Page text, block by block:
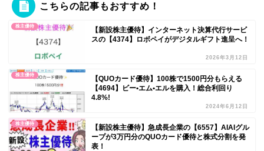
こちらの記事もおすすめ！
株主優待
【新設株主優待】インターネット決算代行サービ
スの【4374】ロボペイがデジタルギフト進呈へ！
2026年3月12日
株主優待
【QUOカード優待】100株で1500円分もらえる
【4694】ビー•エム•エルを購入！総合利回り
4.8%!
2024年6月12日
株主優待
【新設株主優待】急成長企業の【6557】AIAIグル
ープが3万円分のQUOカード優待と株式分割を発
表！